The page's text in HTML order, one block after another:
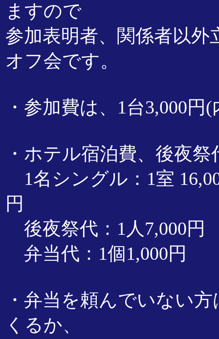
ますので
参加表明者、関係者以
オフ会です。
・参加費は、1台3,000円
・ホテル宿泊費、後夜
1名シングル：1室
円
後夜祭代：1人7,000円
弁当代：1個1,000円
・弁当を頼んでいない
くるか、